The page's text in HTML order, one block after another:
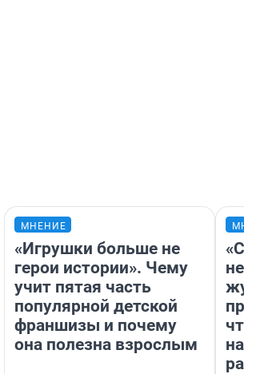
МНЕНИЕ
«Игрушки больше не
герои истории». Чему
учит пятая часть
популярной детской
франшизы и почему
она полезна взрослым
на
ради